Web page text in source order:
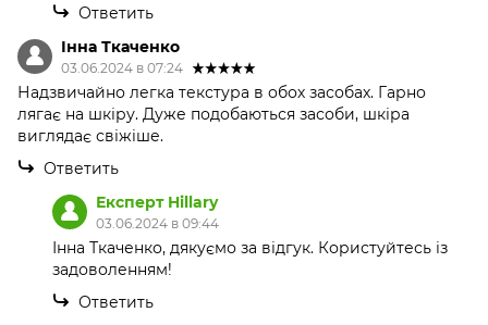
Ответить
Інна Ткаченко
03.06.2024 в 07:24
Надзвичайно легка текстура в обох засобах. Гарно
лягає на шкіру. Дуже подобаються засоби, шкіра
виглядає свіжіше.
Ответить
Експерт Hillary
03.06.2024 в 09:44
Інна Ткаченко, дякуємо за відгук. Користуйтесь із
задоволенням!
Ответить